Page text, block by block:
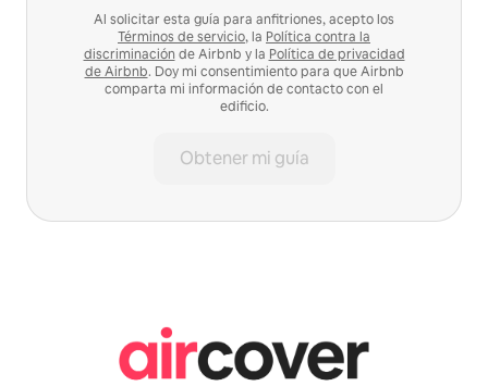
Al solicitar esta guía para anfitriones, acepto los
Términos de servicio, la Política contra la
discriminación de Airbnb y la Política de privacidad
de Airbnb. Doy mi consentimiento para que Airbnb
comparta mi información de contacto con el
edificio.
Obtener mi guía